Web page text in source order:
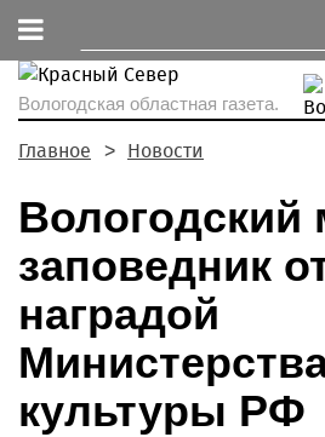
Вологодская областная газета.
Главное Новости
Вологодский
заповедник
наградой
культуры РФ